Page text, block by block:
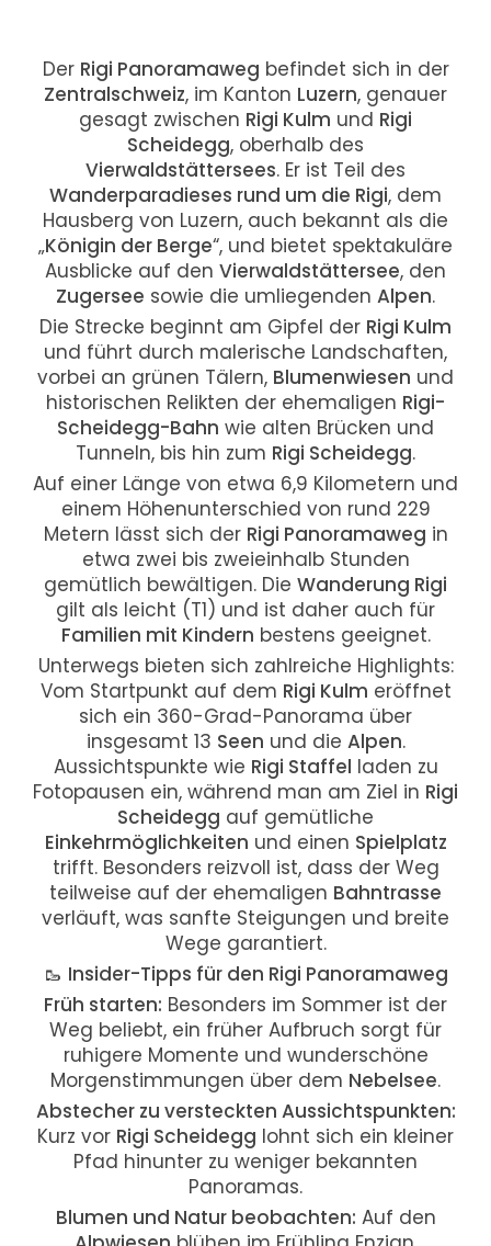
Der Rigi Panoramaweg befindet sich in der
Zentralschweiz, im Kanton Luzern, genauer
gesagt zwischen Rigi Kulm und Rigi
Scheidegg, oberhalb des
Vierwaldstättersees. Er ist Teil des
Wanderparadieses rund um die Rigi, dem
Hausberg von Luzern, auch bekannt als die
„Königin der Berge“, und bietet spektakuläre
Ausblicke auf den Vierwaldstättersee, den
Zugersee sowie die umliegenden Alpen.
Die Strecke beginnt am Gipfel der Rigi Kulm
und führt durch malerische Landschaften,
vorbei an grünen Tälern, Blumenwiesen und
historischen Relikten der ehemaligen Rigi-
Scheidegg-Bahn wie alten Brücken und
Tunneln, bis hin zum Rigi Scheidegg.
Auf einer Länge von etwa 6,9 Kilometern und
einem Höhenunterschied von rund 229
Metern lässt sich der Rigi Panoramaweg in
etwa zwei bis zweieinhalb Stunden
gemütlich bewältigen. Die Wanderung Rigi
gilt als leicht (T1) und ist daher auch für
Familien mit Kindern bestens geeignet.
Unterwegs bieten sich zahlreiche Highlights:
Vom Startpunkt auf dem Rigi Kulm eröffnet
sich ein 360-Grad-Panorama über
insgesamt 13 Seen und die Alpen.
Aussichtspunkte wie Rigi Staffel laden zu
Fotopausen ein, während man am Ziel in Rigi
Scheidegg auf gemütliche
Einkehrmöglichkeiten und einen Spielplatz
trifft. Besonders reizvoll ist, dass der Weg
teilweise auf der ehemaligen Bahntrasse
verläuft, was sanfte Steigungen und breite
Wege garantiert.
🥾 Insider-Tipps für den Rigi Panoramaweg
Früh starten: Besonders im Sommer ist der
Weg beliebt, ein früher Aufbruch sorgt für
ruhigere Momente und wunderschöne
Morgenstimmungen über dem Nebelsee.
Abstecher zu versteckten Aussichtspunkten:
Kurz vor Rigi Scheidegg lohnt sich ein kleiner
Pfad hinunter zu weniger bekannten
Panoramas.
Blumen und Natur beobachten: Auf den